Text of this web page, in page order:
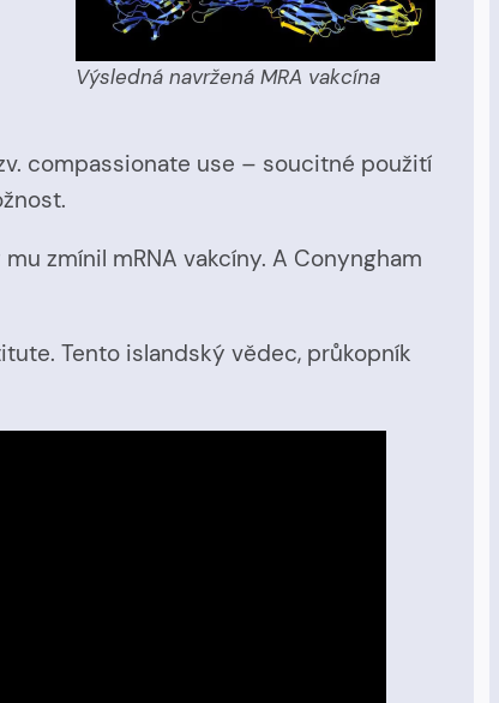
Výsledná navržená MRA vakcína
compassionate use – soucitné použití
zmínil mRNA vakcíny. A Conyngham
Tento islandský vědec, průkopník